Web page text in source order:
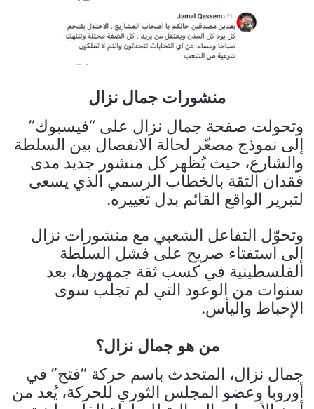
منشورات جمال نزال
وتحولت صفحة جمال نزال على “فيسبوك”
إلى نموذج مصغّر لحالة الانفصال بين السلطة
والشارع، حيث يُظهر كل منشور جديد مدى
فقدان الثقة بالخطاب الرسمي الذي يسعى
لتبرير الواقع القائم بدل تغييره.
وتحوّل التفاعل الشعبي مع منشورات نزال
إلى استفتاء صريح على فشل السلطة
الفلسطينية في كسب ثقة جمهورها، بعد
سنوات من الوعود التي لم تجلب سوى
الإحباط واليأس.
من هو جمال نزال؟
جمال نزال، المتحدث باسم حركة “فتح” في
أوروبا وعضو المجلس الثوري للحركة، يُعد من